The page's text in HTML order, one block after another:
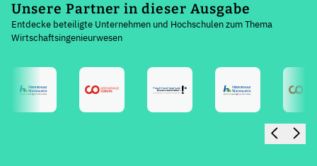
Unsere Partner in dieser Ausgabe
Entdecke beteiligte Unternehmen und Hochschulen zum Thema
Wirtschaftsingenieurwesen